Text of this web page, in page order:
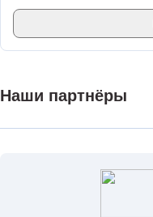
Наши партнёры